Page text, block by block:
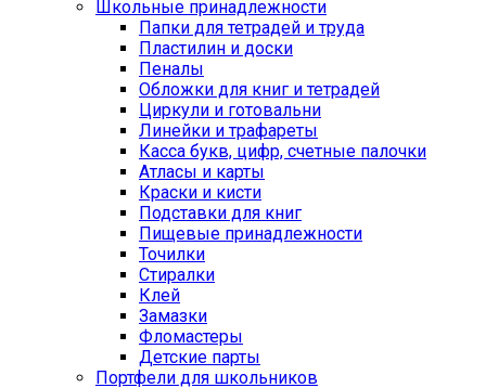
Школьные принадлежности
Папки для тетрадей и труда
Пластилин и доски
Пеналы
Обложки для книг и тетрадей
Циркули и готовальни
Линейки и трафареты
Касса букв, цифр, счетные палочки
Атласы и карты
Краски и кисти
Подставки для книг
Пищевые принадлежности
Точилки
Стиралки
Клей
Замазки
Фломастеры
Детские парты
Портфели для школьников